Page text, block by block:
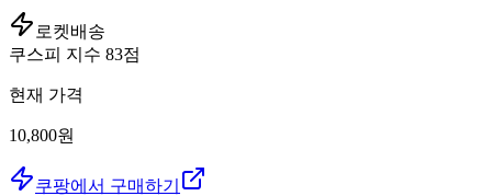
로켓배송
쿠스피 지수 83점
현재 가격
10,800원
쿠팡에서 구매하기